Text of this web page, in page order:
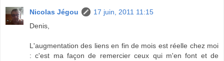
Nicolas Jégou
17 juin, 2011 11:15
Denis,
L'augmentation des liens en fin de mois est réelle chez moi
: c'est ma façon de remercier ceux qui m'en font et de